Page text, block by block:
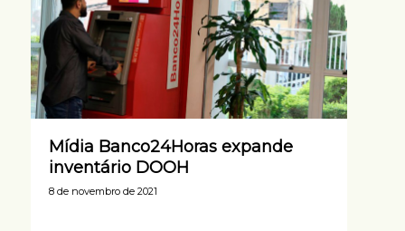
Mídia Banco24Horas expande
inventário DOOH
8 de novembro de 2021